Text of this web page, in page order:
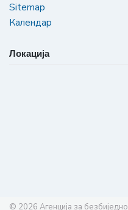
Sitemap
Календар
Локација
© 2026 Агенција за